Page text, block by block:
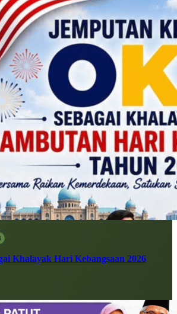
Khalayak Hari Kebangsaan 2026